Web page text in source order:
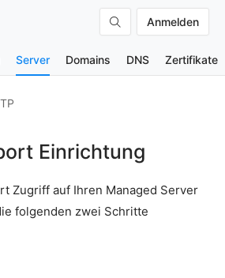
Anmelden
Server Domains DNS Zertifikate
Einrichtung
Zugriff auf Ihren Managed Server
folgenden zwei Schritte